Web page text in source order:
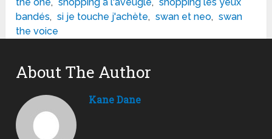
bandés, si je touche j'achète, swan et neo, swan
the voice
About The Author
Kane Dane